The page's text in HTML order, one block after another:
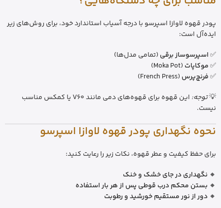
پودر قهوه لاوازا اسپرسو با درجه آسیاب استاندارد خود، برای روش‌های زیر
ایده‌آل است:
✅اسپرسوساز برقی (تمامی مدل‌ها)
✅موکاپات (Moka Pot)
✅فرنچ‌پرس (French Press)
💡توجه:
این قهوه برای قهوه‌های دمی مانند V60 یا کمکس مناسب
نیست.
نحوه نگهداری پودر قهوه لاوازا اسپرسو
برای حفظ کیفیت و عطر قهوه، نکات زیر را رعایت کنید:
🔸 نگهداری در جای خشک و خنک
🔸 بستن محکم درب قوطی پس از هر بار استفاده
🔸 دور از نور مستقیم خورشید و رطوبت